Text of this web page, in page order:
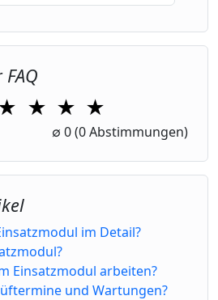
2 Stars
★
3 Stars
★
4 Stars
★
5 Stars
∅ 0(0 Abstimmungen)
im Detail?
Einsatzmodul arbeiten?
und Wartungen?